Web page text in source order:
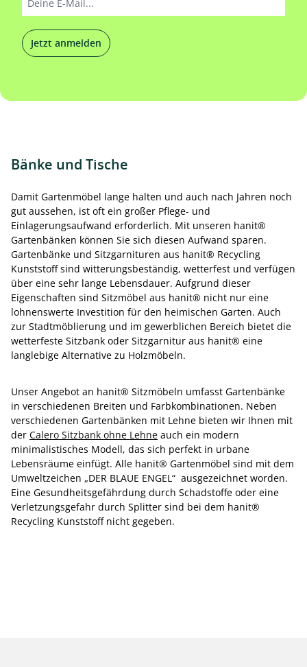
Jetzt anmelden
Bänke und Tische
Damit Gartenmöbel lange halten und auch nach Jahren noch
gut aussehen, ist oft ein großer Pflege- und
Einlagerungsaufwand erforderlich. Mit unseren hanit®
Gartenbänken können Sie sich diesen Aufwand sparen.
Gartenbänke und Sitzgarnituren aus hanit® Recycling
Kunststoff sind witterungsbeständig, wetterfest und verfügen
über eine sehr lange Lebensdauer. Aufgrund dieser
Eigenschaften sind Sitzmöbel aus hanit® nicht nur eine
lohnenswerte Investition für den heimischen Garten. Auch
zur Stadtmöblierung und im gewerblichen Bereich bietet die
wetterfeste Sitzbank oder Sitzgarnitur aus hanit® eine
langlebige Alternative zu Holzmöbeln.
Unser Angebot an hanit® Sitzmöbeln umfasst Gartenbänke
in verschiedenen Breiten und Farbkombinationen. Neben
verschiedenen Gartenbänken mit Lehne bieten wir Ihnen mit
der Calero Sitzbank ohne Lehne auch ein modern
minimalistisches Modell, das sich perfekt in urbane
Lebensräume einfügt. Alle hanit® Gartenmöbel sind mit dem
Umweltzeichen „DER BLAUE ENGEL“ ausgezeichnet worden.
Eine Gesundheitsgefährdung durch Schadstoffe oder eine
Verletzungsgefahr durch Splitter sind bei dem hanit®
Recycling Kunststoff nicht gegeben.